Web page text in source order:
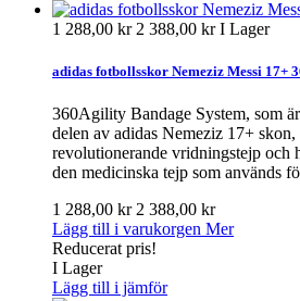
1 288,00 kr 2 388,00 krI Lager
adidas fotbollsskor Nemeziz Messi 17+
360Agility Bandage System, som
delen av adidas Nemeziz 17+ skon,
revolutionerande vridningstejp och
den medicinska tejp som används
1 288,00 kr 2 388,00 kr
Lägg till i varukorgen Mer
Reducerat pris!
I Lager
Lägg till i jämför